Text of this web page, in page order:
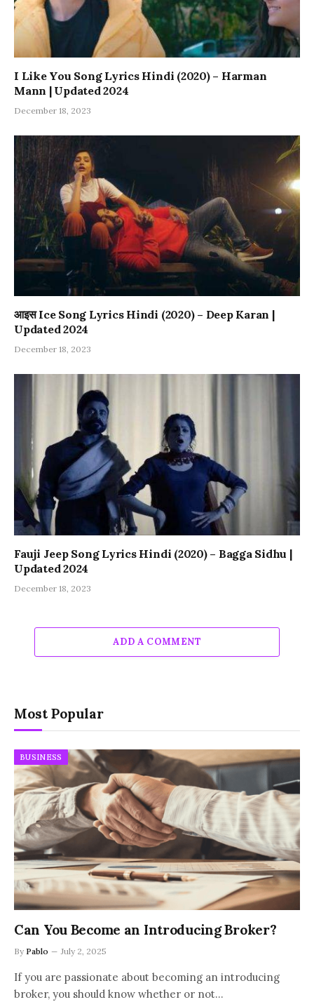
I Like You Song Lyrics Hindi (2020) – Harman
Mann | Updated 2024
December 18, 2023
आइस Ice Song Lyrics Hindi (2020) – Deep Karan |
Updated 2024
December 18, 2023
Fauji Jeep Song Lyrics Hindi (2020) – Bagga Sidhu |
Updated 2024
December 18, 2023
ADD A COMMENT
Most Popular
BUSINESS
Can You Become an Introducing Broker?
By Pablo July 2, 2025
If you are passionate about becoming an introducing
broker, you should know whether or not…